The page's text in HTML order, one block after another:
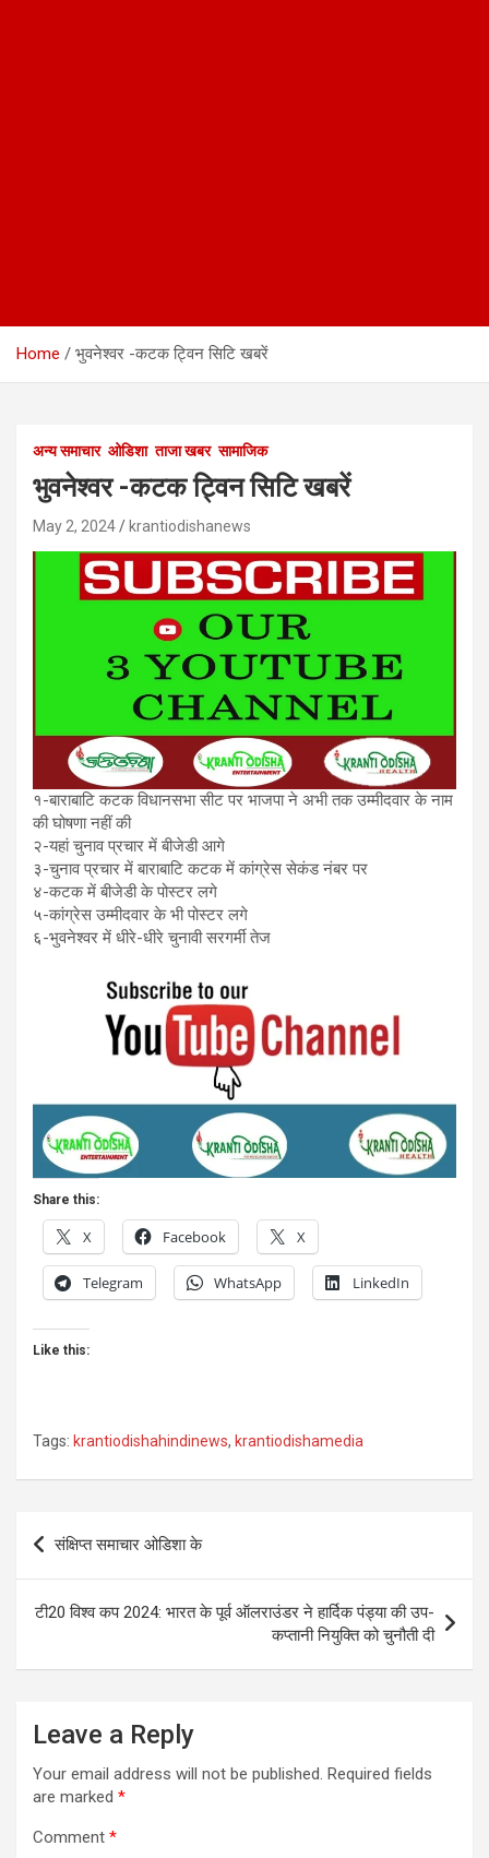
Home भुवनेश्वर -कटक ट्विन सिटि खबरें
अन्य समाचार ओडिशा ताजा खबर सामाजिक
भुवनेश्वर -कटक ट्विन सिटि खबरें
May 2, 2024 krantiodishanews
१-बाराबाटि कटक विधानसभा सीट पर भाजपा ने अभी तक उम्मीदवार के नाम
की घोषणा नहीं की
२-यहां चुनाव प्रचार में बीजेडी आगे
३-चुनाव प्रचार में बाराबाटि कटक में कांग्रेस सेकंड नंबर पर
४-कटक में बीजेडी के पोस्टर लगे
५-कांग्रेस उम्मीदवार के भी पोस्टर लगे
६-भुवनेश्वर में धीरे-धीरे चुनावी सरगर्मी तेज
Share this:
X Facebook X
Telegram WhatsApp LinkedIn
Like this:
Tags: krantiodishahindinews, krantiodishamedia
Post
navigation
संक्षिप्त समाचार ओडिशा के
टी20 विश्व कप 2024: भारत के पूर्व ऑलराउंडर ने हार्दिक पंड्या की उप-
कप्तानी नियुक्ति को चुनौती दी
Leave a Reply
Your email address will not be published. Required fields
are marked *
Comment *